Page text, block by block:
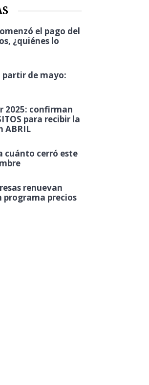
el pago del
¿quiénes lo
partir de mayo:
2025: confirman
para recibir la
ABRIL
cuánto cerró este
renuevan
programa precios